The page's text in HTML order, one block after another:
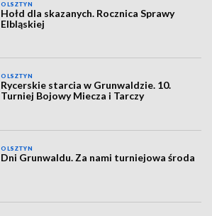
OLSZTYN
Hołd dla skazanych. Rocznica Sprawy
Elbląskiej
OLSZTYN
Rycerskie starcia w Grunwaldzie. 10.
Turniej Bojowy Miecza i Tarczy
OLSZTYN
Dni Grunwaldu. Za nami turniejowa środa